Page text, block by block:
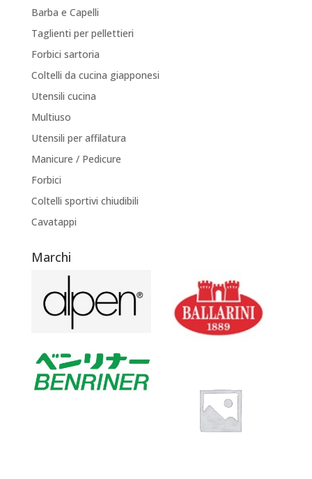
Barba e Capelli
Taglienti per pellettieri
Forbici sartoria
Coltelli da cucina giapponesi
Utensili cucina
Multiuso
Utensili per affilatura
Manicure / Pedicure
Forbici
Coltelli sportivi chiudibili
Cavatappi
Marchi